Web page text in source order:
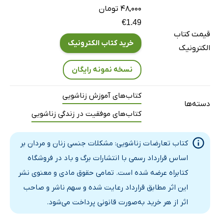
تیپ شخصیتی آلفا و بتای زنان
تیپ شخصیتی بتای زنان
عشق در زنان چگونه است؟
نشانه‌های عاشق شدن زنان متاهل
در مقابل زن عاشق چه کنیم؟
آنچه زن‌ها دوست دارند مردها بدانند
نکات مهمی که زنان باید درباره غار تنهایی مردان بدانند
زن و ازدواج موفق
مبنای بیولوژیکی عشق
ابعاد ضروری عشق واقعی
نکاتی برای هنر عشق ورزیدن
قیمت کتاب
الکترونیک
۴۸,۰۰۰ تومان
€1.49
خرید کتاب الکترونیک
نسخه نمونه رایگان
دسته‌ها
کتاب‌های آموزش زناشویی
کتاب‌های موفقیت در زندگی زناشویی
کتاب تعارضات زناشویی: مشکلات جنسی زنان و مردان بر
اساس قرارداد رسمی با انتشارات برگ و باد در فروشگاه
کتابراه عرضه شده است. تمامی حقوق مادی و معنوی نشر
این اثر مطابق قرارداد رعایت شده و سهم ناشر و صاحب
اثر از هر خرید به‌صورت قانونی پرداخت می‌شود.